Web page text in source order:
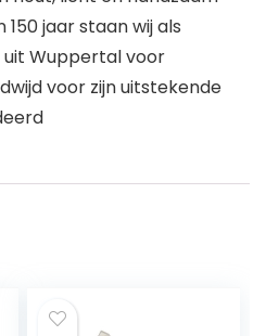
150 jaar staan wij als
Wuppertal voor
voor zijn uitstekende